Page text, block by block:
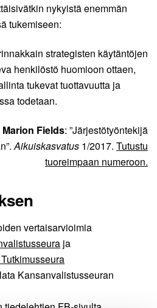
nykyistä enemmän
tukemiseen:
strategisten käytäntöjen
henkilöstö huomioon ottaen,
tukevat tuottavuutta ja
todetaan.
Marion Fields: ”Järjestötyöntekijä
Aikuiskasvatus 1/2017. Tutustu
tuoreimpaan numeroon.
vertaisarvioimia
ja
Kansanvalistusseuran